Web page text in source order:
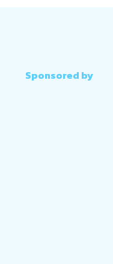
Sponsored by